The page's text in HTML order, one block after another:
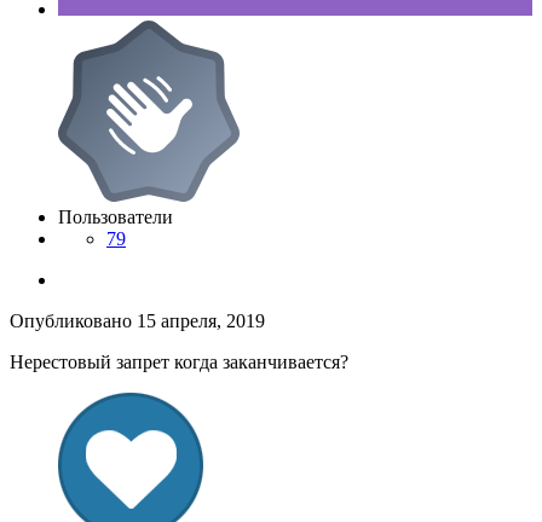
Пользователи
79
Опубликовано 15 апреля, 2019
Нерестовый запрет когда заканчивается?